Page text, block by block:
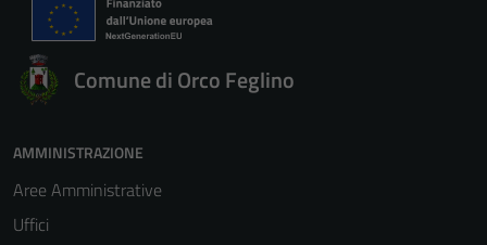
Comune di Orco Feglino
AMMINISTRAZIONE
Aree Amministrative
Uffici